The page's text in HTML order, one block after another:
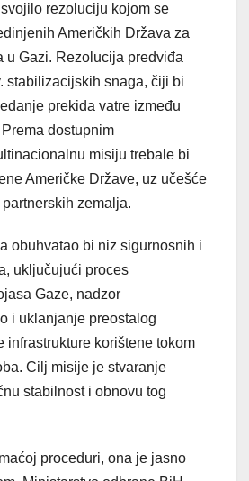
rezoluciju kojom se
Američkih Država za
u Gazi. Rezolucija predviđa
stabilizacijskih snaga, čiji bi
prekida vatre između
dostupnim
misiju trebale bi
Američke Države, uz učešće
zemalja.
obuhvatao bi niz sigurnosnih i
uključujući proces
Gaze, nadzor
i uklanjanje preostalog
infrastrukture korištene tokom
Cilj misije je stvaranje
stabilnost i obnovu tog
proceduri, ona je jasno